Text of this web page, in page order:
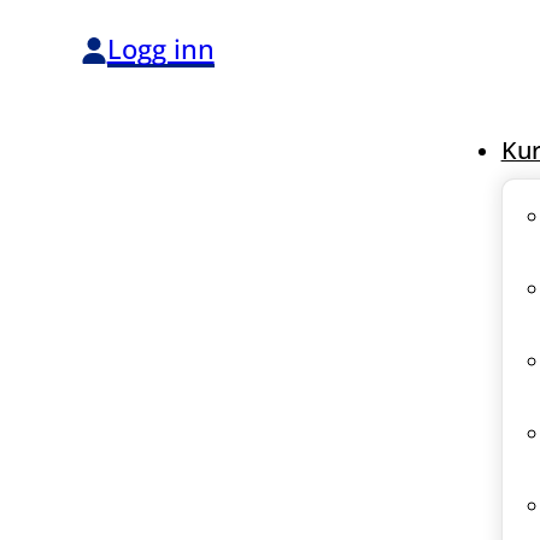
Logg inn